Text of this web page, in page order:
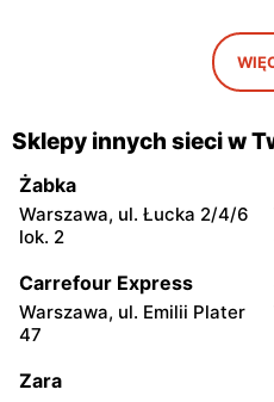
Świętokrzyska 0 Stacja
Żabka
Łódź, ul. Żurawia 14
Żabka
Żabka
2
Sklepy innych sieci w
Żabka
Warszawa, ul. Łucka 2/4/6
lok. 2
Carrefour Express
Warszawa, ul. Emilii Plater
47
Zara